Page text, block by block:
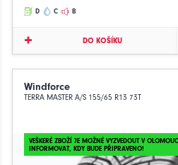
D C B
DO KOŠÍKU
Windforce
TERRA MASTER A/S 155/65 R13 73T
VEŠKERÉ ZBOŽÍ JE MOŽNÉ VYZVEDOUT V
INFORMOVAT, KDY BUDE PŘIPRAVENO!